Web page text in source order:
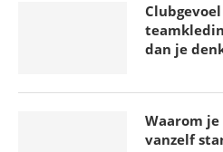
Algemeen belang: wat
dan je
Waarom
vanzelf